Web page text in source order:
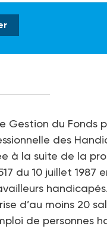
Gestion du Fonds
des
à la suite de la
du 10 juillet 1987
d’au moins 20
de personnes